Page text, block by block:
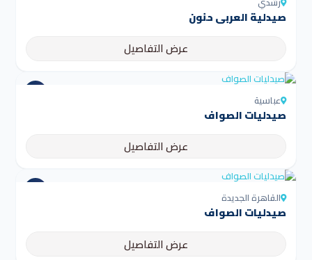
صيدلية العربى حنون
عرض التفاصيل
عباسية
صيدليات الصواف
عرض التفاصيل
القاهرة الجديدة
صيدليات الصواف
عرض التفاصيل